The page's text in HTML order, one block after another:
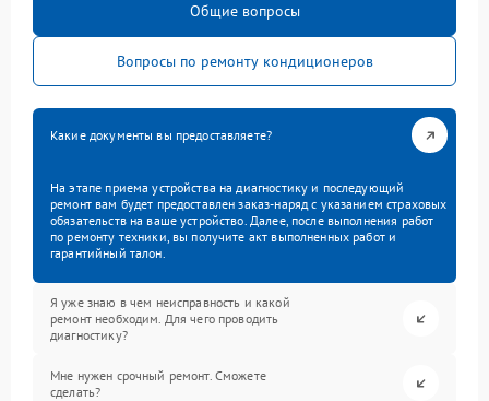
Общие вопросы
Вопросы по ремонту кондиционеров
Какие документы вы предоставляете?
На этапе приема устройства на диагностику и последующий
ремонт вам будет предоставлен заказ-наряд с указанием страховых
обязательств на ваше устройство. Далее, после выполнения работ
по ремонту техники, вы получите акт выполненных работ и
гарантийный талон.
Я уже знаю в чем неисправность и какой
ремонт необходим. Для чего проводить
диагностику?
Мне нужен срочный ремонт. Сможете
сделать?